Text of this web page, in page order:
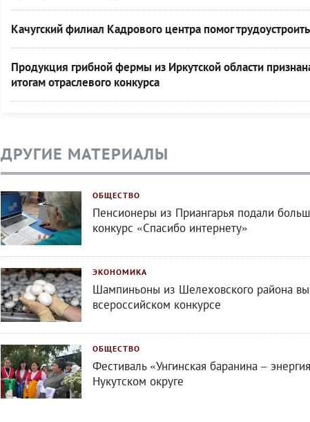
Качугский филиал Кадрового центра помог
Продукция грибной фермы из Иркутской области
итогам отраслевого конкурса
ДРУГИЕ МАТЕРИАЛЫ
ОБЩЕСТВО
Пенсионеры из Приангарья подали
конкурс «Спасибо интернету»
ЭКОНОМИКА
Шампиньоны из Шелеховского района
всероссийском конкурсе
ОБЩЕСТВО
Фестиваль «Унгинская баранина –
Нукутском округе